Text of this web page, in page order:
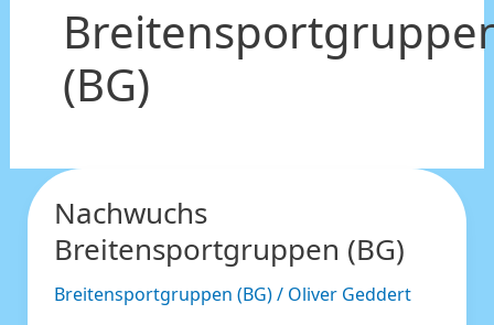
(BG)
Nachwuchs
Breitensportgruppen (BG)
Breitensportgruppen (BG)/ Oliver Geddert
Nachwuchs
Breitensportgruppen
(BG)